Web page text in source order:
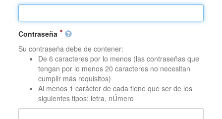
Contraseña
Su contraseña debe de contener:
De 6 caracteres por lo menos (las contraseñas que
tengan por lo menos 20 caracteres no necesitan
cumplir más requisitos)
Al menos 1 carácter de cada tiene que ser de los
siguientes tipos: letra, nÚmero